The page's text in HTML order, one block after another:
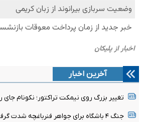
آخرین اخبار
تغییر بزرگ روی نیمکت تراکتور؛ نکونام جای
جنگ ۴ باشگاه برای جواهر فنرباغچه شدت گرفت